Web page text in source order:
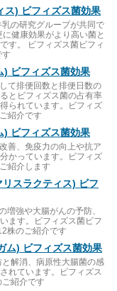
ス) ビフィズス菌効果
の研究グループが共同で
健康効果がより高い菌と
す。 ビフィズス菌ビフィ
す
ビフィズス菌効果
て排便回数と排便日数の
とビフィズス菌の占有率
られています。ビフィズ
紹介です
ビフィズス菌効果
善、免疫力の向上や抗ア
かっています。ビフィズ
紹介します
スラクティス) ビフ
増強や大腸がんの予防、
ます。ビフィズス菌ビフ
株のご紹介です
ム) ビフィズス菌効果
解消、病原性大腸菌の感
れています。ビフィズス
紹介です